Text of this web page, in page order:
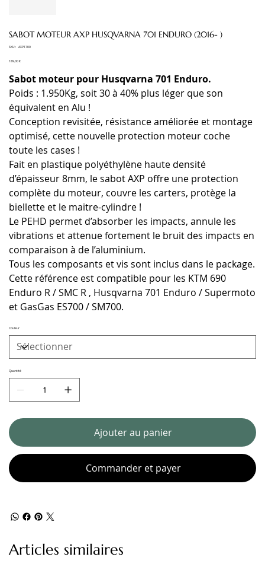
SABOT MOTEUR AXP HUSQVARNA 701 ENDURO (2016- )
SKU : SKU
AXP1700
Prix
189,00 €
Sabot moteur pour Husqvarna 701 Enduro.
Poids : 1.950Kg, soit 30 à 40% plus léger que son
équivalent en Alu !
Conception revisitée, résistance améliorée et montage
optimisé, cette nouvelle protection moteur coche
toute les cases !
Fait en plastique polyéthylène haute densité
d’épaisseur 8mm, le sabot AXP offre une protection
complète du moteur, couvre les carters, protège la
biellette et le maitre-cylindre !
Le PEHD permet d’absorber les impacts, annule les
vibrations et attenue fortement le bruit des impacts en
comparaison à de l’aluminium.
Tous les composants et vis sont inclus dans le package.
Cette référence est compatible pour les KTM 690
Enduro R / SMC R , Husqvarna 701 Enduro / Supermoto
et GasGas ES700 / SM700.
Couleur
Quantité
Ajouter au panier
Commander et payer
Articles similaires